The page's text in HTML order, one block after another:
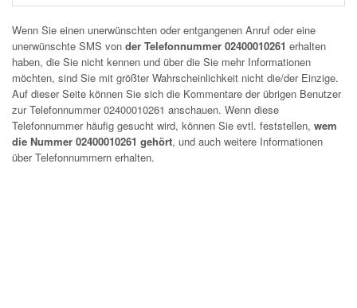
Wenn Sie einen unerwünschten oder entgangenen Anruf oder eine
unerwünschte SMS von der Telefonnummer 02400010261 erhalten
haben, die Sie nicht kennen und über die Sie mehr Informationen
möchten, sind Sie mit größter Wahrscheinlichkeit nicht die/der Einzige.
Auf dieser Seite können Sie sich die Kommentare der übrigen Benutzer
zur Telefonnummer02400010261 anschauen. Wenn diese
Telefonnummer häufig gesucht wird, können Sie evtl. feststellen, wem
die Nummer 02400010261 gehört, und auch weitere Informationen
über Telefonnummern erhalten.